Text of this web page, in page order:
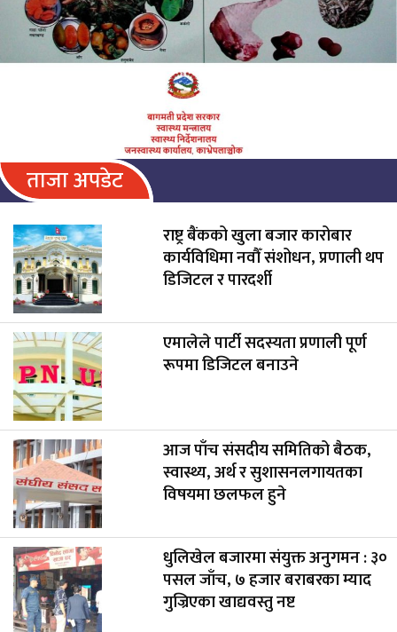
ताजा अपडेट
राष्ट्र बैंकको खुला बजार कारोबार
कार्यविधिमा नवौँ संशोधन, प्रणाली थप
डिजिटल र पारदर्शी
एमालेले पार्टी सदस्यता प्रणाली पूर्ण
रूपमा डिजिटल बनाउने
आज पाँच संसदीय समितिको बैठक,
स्वास्थ्य, अर्थ र सुशासनलगायतका
विषयमा छलफल हुने
धुलिखेल बजारमा संयुक्त अनुगमन : ३०
पसल जाँच, ७ हजार बराबरका म्याद
गुज्रिएका खाद्यवस्तु नष्ट